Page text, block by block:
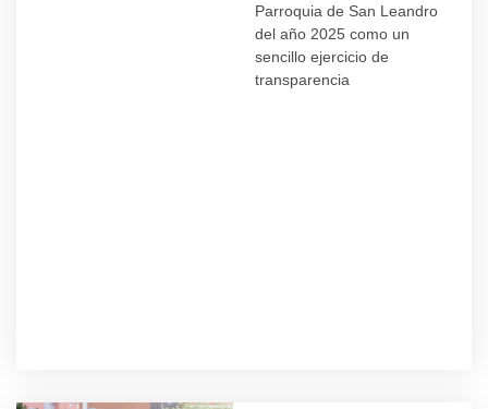
Parroquia de San Leandro
del año 2025 como un
sencillo ejercicio de
transparencia